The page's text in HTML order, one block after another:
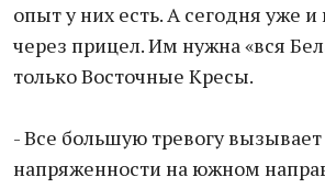
опыт у них есть. А сегодня уже
через прицел. Им нужна «вся
только Восточные Кресы.
- Все большую тревогу вызывает
напряженности на южном